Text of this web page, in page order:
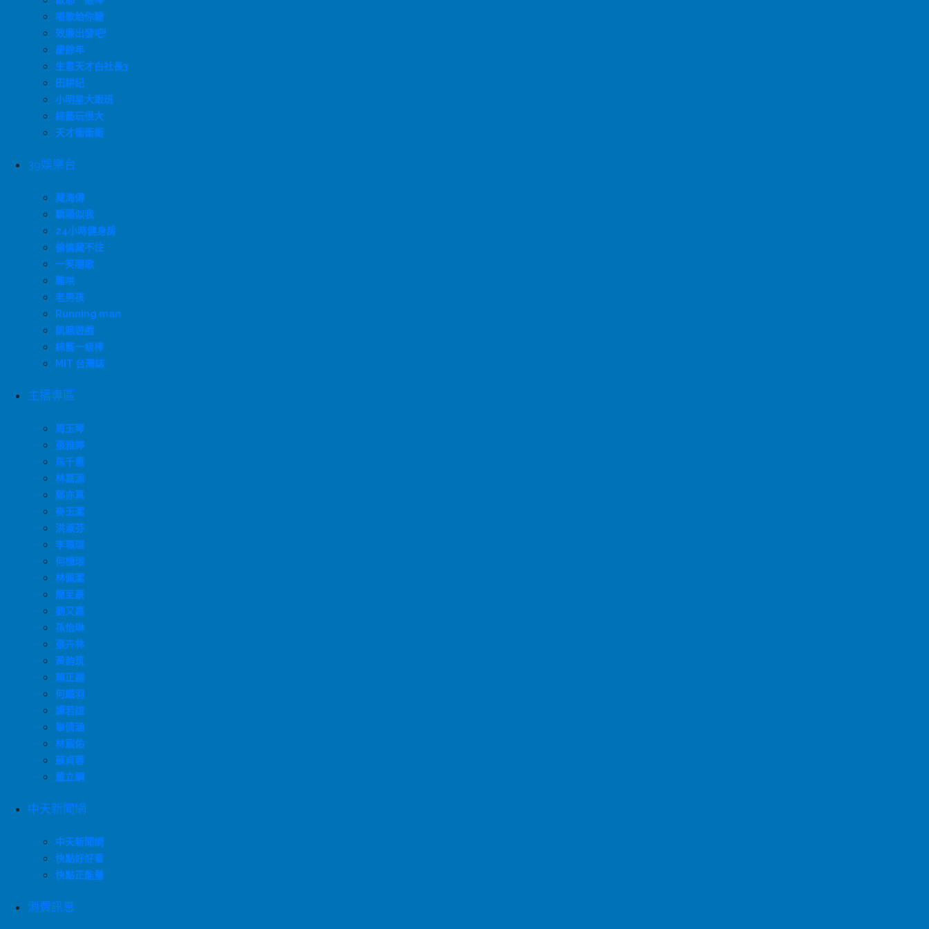
唱歌給你聽
效廉出發吧!
慶餘年
生意天才白社長3
田耕紀
小明星大跟班
綜藝玩很大
天才衝衝衝
39娛樂台
藏海傳
驕陽似我
24小時健身房
偷偷藏不住
一笑隨歌
難哄
老男孩
Running man
飢餓遊戲
綜藝一級棒
MIT 台灣誌
主播專區
周玉琴
張雅婷
馬千惠
林嘉源
鄭亦真
麥玉潔
洪淑芬
李珮瑄
何橞瑢
林佩潔
簡至豪
劉又嘉
孫怡琳
張卉林
黃韵筑
賴正鎧
何織羽
譚若誼
畢倩涵
林宸佑
蘇貞蓉
戴立綱
中天新聞網
中天新聞網
快點好好看
快點正能量
消費訊息